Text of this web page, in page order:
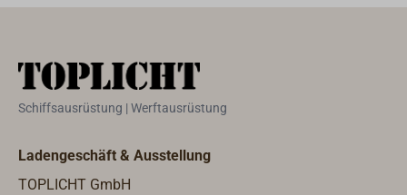
Schiffsausrüstung | Werftausrüstung
Ladengeschäft & Ausstellung
TOPLICHT GmbH